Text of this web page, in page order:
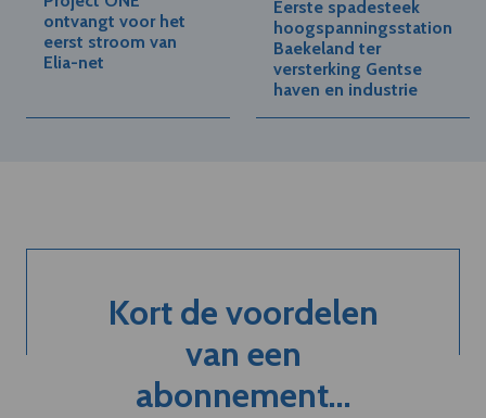
ontvangt voor het
eerst stroom van
Elia-net
Eerste spadesteek
hoogspanningsstation
Baekeland ter
versterking Gentse
haven en industrie
Kort de voordelen
van een
abonnement...